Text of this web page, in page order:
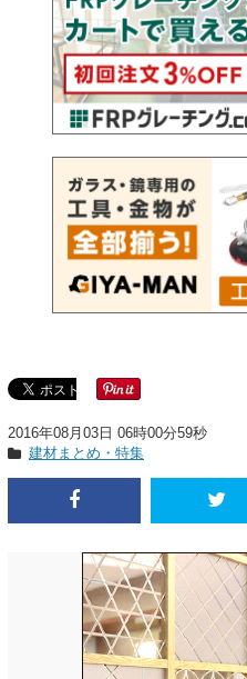
2016年08月03日 06時00分59秒
建材まとめ・特集